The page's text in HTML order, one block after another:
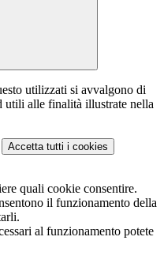
utilizzati si avvalgono di
utili alle finalità illustrate nella
Accetta tutti i cookies
quali cookie consentire.
il funzionamento della
al funzionamento potete